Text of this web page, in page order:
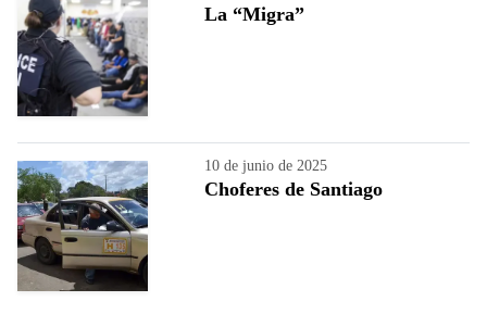
La “Migra”
10 de junio de 2025
Choferes de Santiago